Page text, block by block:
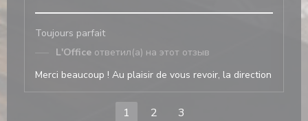
Toujours parfait
L'Office ответил(а) на этот отзыв
Merci beaucoup ! Au plaisir de vous revoir, la direction
1 2 3